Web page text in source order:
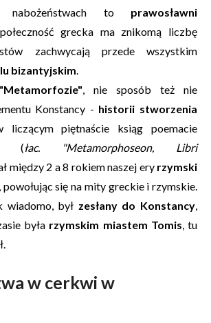
nabożeństwach to prawosławni
grecka ma znikomą liczbę
zachwycają przede wszystkim
bizantyjskim.
"Metamorfozie", nie sposób też nie
Konstancy - historii stworzenia
piętnaście ksiąg poemacie
(łac. "Metamorphoseon, Libri
między 2 a 8 rokiem naszej ery rzymski
, powołując się na mity greckie i rzymskie.
wiadomo, był zesłany do Konstancy,
była rzymskim miastem Tomis, tu
w cerkwi w